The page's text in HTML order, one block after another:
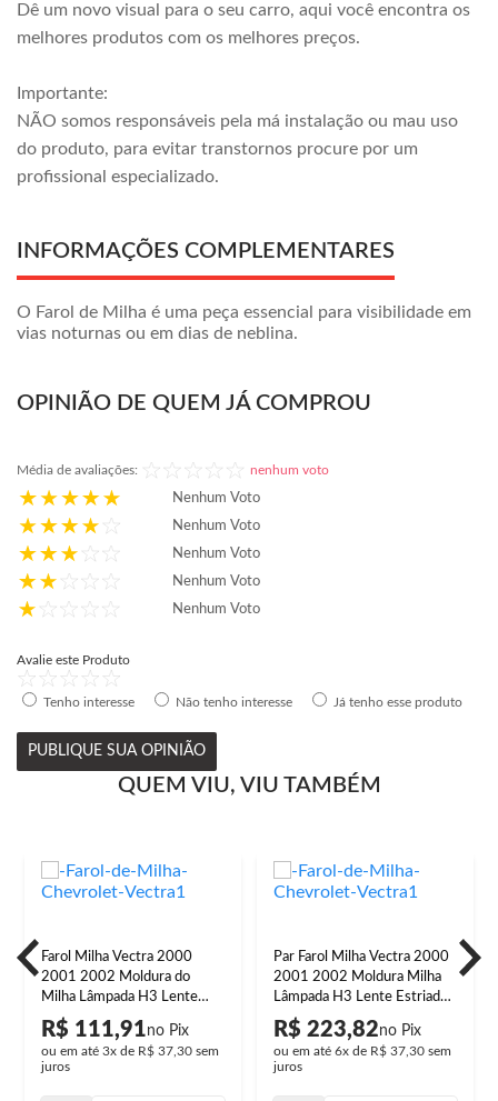
Dê um novo visual para o seu carro, aqui você encontra os
melhores produtos com os melhores preços.
Importante:
NÃO somos responsáveis pela má instalação ou mau uso
do produto, para evitar transtornos procure por um
profissional especializado.
INFORMAÇÕES COMPLEMENTARES
O Farol de Milha é uma peça essencial para visibilidade em
vias noturnas ou em dias de neblina.
OPINIÃO DE QUEM JÁ COMPROU
Média de avaliações: nenhum voto
Nenhum Voto
Nenhum Voto
Nenhum Voto
Nenhum Voto
Nenhum Voto
Avalie este Produto
Tenho interesse Não tenho interesse Já tenho esse produto
PUBLIQUE SUA OPINIÃO
QUEM VIU, VIU TAMBÉM
Farol Milha Vectra 2000
2001 2002 Moldura do
Milha Lâmpada H3 Lente
Estriada Vidro
R$ 111,91
ou em até 3x de R$ 37,30 sem
juros
Par Farol Milha Vectra 2000
2001 2002 Moldura Milha
Lâmpada H3 Lente Estriada
Vidro
R$ 223,82
ou em até 6x de R$ 37,30 sem
juros